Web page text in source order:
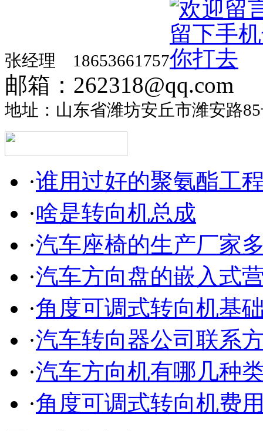
张经理 18653661757
邮箱：262318@qq.com
地址：山东省潍坊安丘市潍安路
·谁用过好的聚氨酯工
·啥是转向机总成
·汽车座椅的生产厂家
·汽车方向盘的嵌入式
·角度可调式转向机基
·汽车转向器公司联系
·汽车方向机有哪几种
·角度可调式转向机费